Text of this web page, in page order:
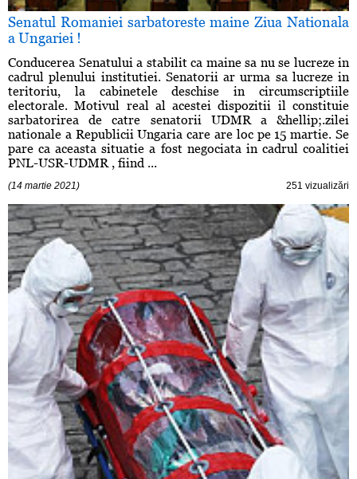
Senatul Romaniei sarbatoreste maine Ziua Nationala
a Ungariei !
Conducerea Senatului a stabilit ca maine sa nu se lucreze in
cadrul plenului institutiei. Senatorii ar urma sa lucreze in
teritoriu, la cabinetele deschise in circumscriptiile
electorale. Motivul real al acestei dispozitii il constituie
sarbatorirea de catre senatorii UDMR a &hellip;.zilei
nationale a Republicii Ungaria care are loc pe 15 martie. Se
pare ca aceasta situatie a fost negociata in cadrul coalitiei
PNL-USR-UDMR , fiind ...
(14 martie 2021) 251 vizualizări